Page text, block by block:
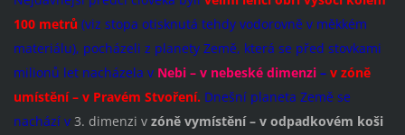
100 metrů (viz stopa otisknutá tehdy vodorovně v měkkém
materiálu), pocházeli z planety Země, která se před stovkami
milionů let nacházela v Nebi – v nebeské dimenzi – v zóně
umístění – v Pravém Stvoření. Dnešní planeta Země se
nachází v 3. dimenzi v zóně vymístění – v odpadkovém koši